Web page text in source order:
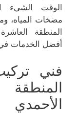
الوقت الشيء
مضخات المياه،
المنطقة
أفضل الخدمات
فني
الأحمدي